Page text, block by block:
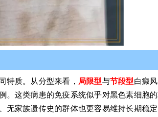
特质。从分型来看， 局限型与节段型白癜
。这类病患的免疫系统似乎对黑色素细胞
无家族遗传史的群体也更容易维持长期稳